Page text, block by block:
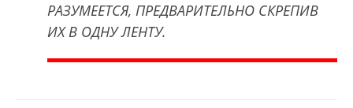
РАЗУМЕЕТСЯ, ПРЕДВАРИТЕЛЬНО СКРЕПИВ
ИХ В ОДНУ ЛЕНТУ.